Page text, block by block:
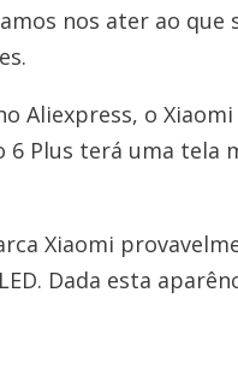
nos ater ao
Aliexpress, o
6 Plus terá uma tela
Xiaomi
Dada esta